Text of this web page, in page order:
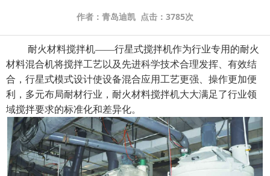
作者：青岛迪凯 点击：3785次
耐火材料搅拌机——行星式搅拌机作为行业专用的耐火
材料混合机将搅拌工艺以及先进科学技术合理发挥、有效结
合，行星式模式设计使设备混合应用工艺更强、操作更加便
利，多元布局耐材行业，耐火材料搅拌机大大满足了行业领
域搅拌要求的标准化和差异化。